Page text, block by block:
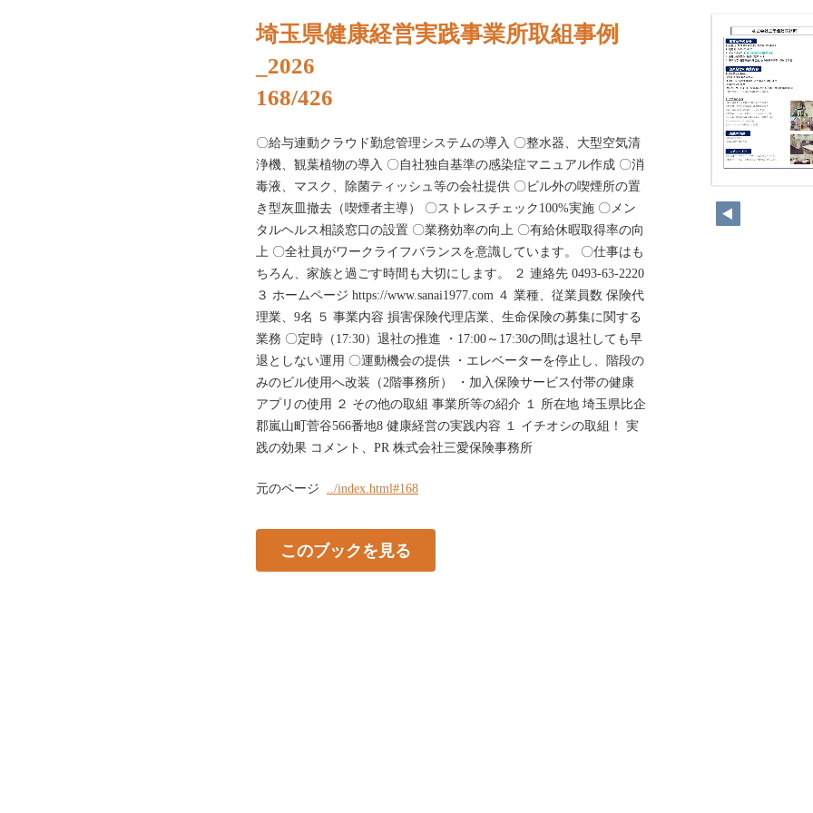
152
埼玉県健康経営実践事業所取組事例
_2026
168/426
〇給与連動クラウド勤怠管理システムの導入 〇整水器、大型空気清
浄機、観葉植物の導入 〇自社独自基準の感染症マニュアル作成 〇消
毒液、マスク、除菌ティッシュ等の会社提供 〇ビル外の喫煙所の置
き型灰皿撤去（喫煙者主導） 〇ストレスチェック100%実施 〇メン
タルヘルス相談窓口の設置 〇業務効率の向上 〇有給休暇取得率の向
上 〇全社員がワークライフバランスを意識しています。 〇仕事はも
ちろん、家族と過ごす時間も大切にします。 ２ 連絡先 0493-63-2220
３ ホームページ https://www.sanai1977.com ４ 業種、従業員数 保険代
理業、9名 ５ 事業内容 損害保険代理店業、生命保険の募集に関する
業務 〇定時（17:30）退社の推進 ・17:00～17:30の間は退社しても早
退としない運用 〇運動機会の提供 ・エレベーターを停止し、階段の
みのビル使用へ改装（2階事務所） ・加入保険サービス付帯の健康
アプリの使用 ２ その他の取組 事業所等の紹介 １ 所在地 埼玉県比企
郡嵐山町菅谷566番地8 健康経営の実践内容 １ イチオシの取組！ 実
践の効果 コメント、PR 株式会社三愛保険事務所
元のページ ../index.html#168
このブックを見る